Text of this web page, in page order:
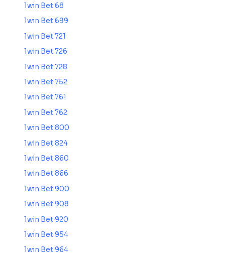
1win Bet 68
1win Bet 699
1win Bet 721
1win Bet 726
1win Bet 728
1win Bet 752
1win Bet 761
1win Bet 762
1win Bet 800
1win Bet 824
1win Bet 860
1win Bet 866
1win Bet 900
1win Bet 908
1win Bet 920
1win Bet 954
1win Bet 964